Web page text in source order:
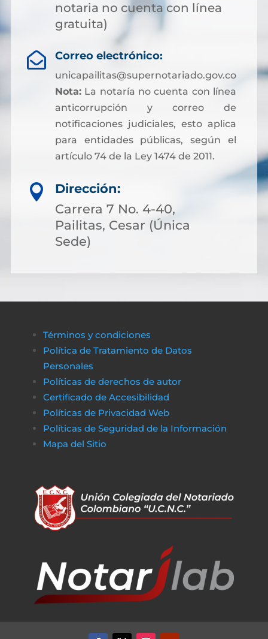
notaria no cuenta con línea
gratuita)
 Correo electrónico:
unicapailitas@supernotariado.gov.co
Nota:La notaría no cuenta con línea
anticorrupción y correo de
notificaciones judiciales, esto aplica
para entidades públicas, según el
artículo 74 de la Ley 1474 de 2011.

Dirección:
Carrera 7 No. 4-40,
Pailitas, Cesar (Única
Sede)
Términos y condiciones
Política de Tratamiento de Datos
Personales
Políticas de derechos de autor
Certificado de Accesibilidad
Políticas de Privacidad Web
Políticas de Seguridad de la Información
Mapa del Sitio